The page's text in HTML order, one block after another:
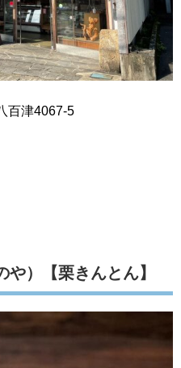
百津4067-5
）【栗きんとん】